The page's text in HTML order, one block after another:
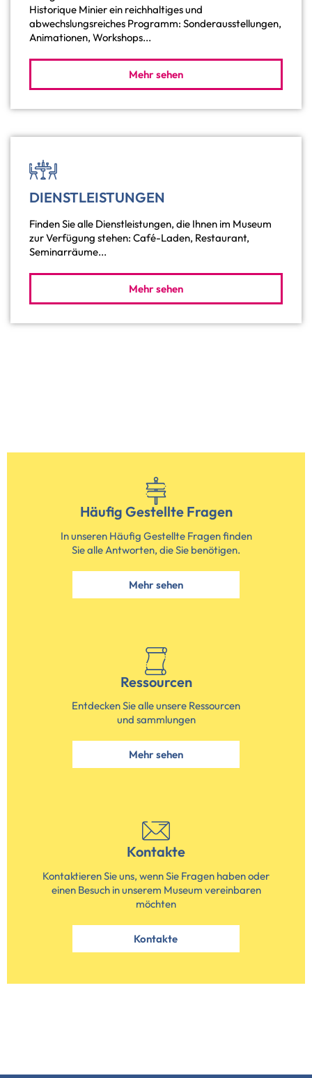
Historique Minier ein reichhaltiges und
abwechslungsreiches Programm: Sonderausstellungen,
Animationen, Workshops...
Mehr sehen
DIENSTLEISTUNGEN
Finden Sie alle Dienstleistungen, die Ihnen im Museum
zur Verfügung stehen: Café-Laden, Restaurant,
Seminarräume...
Mehr sehen
Häufig Gestellte Fragen
In unseren Häufig Gestellte Fragen finden
Sie alle Antworten, die Sie benötigen.
Mehr sehen
Ressourcen
Entdecken Sie alle unsere Ressourcen
und sammlungen
Mehr sehen
Kontakte
Kontaktieren Sie uns, wenn Sie Fragen haben oder
einen Besuch in unserem Museum vereinbaren
möchten
Kontakte